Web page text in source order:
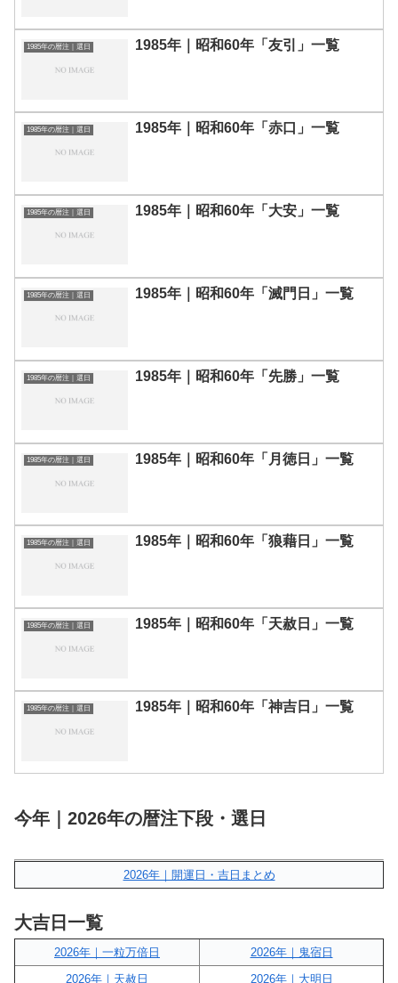
1985年の暦注｜選日 1985年｜昭和60年「友引」一覧
1985年の暦注｜選日 1985年｜昭和60年「赤口」一覧
1985年の暦注｜選日 1985年｜昭和60年「大安」一覧
1985年の暦注｜選日 1985年｜昭和60年「滅門日」一覧
1985年の暦注｜選日 1985年｜昭和60年「先勝」一覧
1985年の暦注｜選日 1985年｜昭和60年「月徳日」一覧
1985年の暦注｜選日 1985年｜昭和60年「狼藉日」一覧
1985年の暦注｜選日 1985年｜昭和60年「天赦日」一覧
1985年の暦注｜選日 1985年｜昭和60年「神吉日」一覧
今年｜2026年の暦注下段・選日
2026年｜開運日・吉日まとめ
大吉日一覧
2026年｜一粒万倍日
2026年｜鬼宿日
2026年｜天赦日
2026年｜大明日